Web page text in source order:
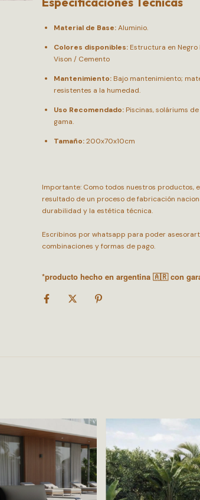
Material de Base:Aluminio.
Colores disponibles: Estructura en
Vison / Cemento
Mantenimiento: Bajo mantenimiento;
resistentes a la humedad.
Uso Recomendado: Piscinas, soláriums
gama.
Tamaño:200x70x10cm
Importante: Como todos nuestros productos,
resultado de un proceso de fabricación
durabilidad y la estética técnica.
Escribinos por whatsapp para poder
combinaciones y formas de pago.
*producto hecho en argentina 🇦🇷 con